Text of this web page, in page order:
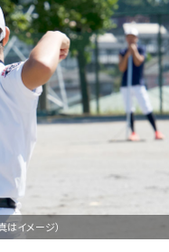
はイメージ）